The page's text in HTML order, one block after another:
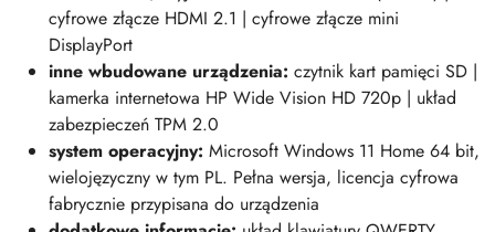
cyfrowe złącze HDMI 2.1 | cyfrowe złącze mini
DisplayPort
inne wbudowane urządzenia: czytnik kart pamięci SD |
kamerka internetowa HP Wide Vision HD 720p | układ
zabezpieczeń TPM 2.0
system operacyjny: Microsoft Windows 11 Home 64 bit,
wielojęzyczny w tym PL. Pełna wersja, licencja cyfrowa
fabrycznie przypisana do urządzenia